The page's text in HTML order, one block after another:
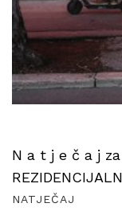
N a t j e č a j
NATJEČAJ